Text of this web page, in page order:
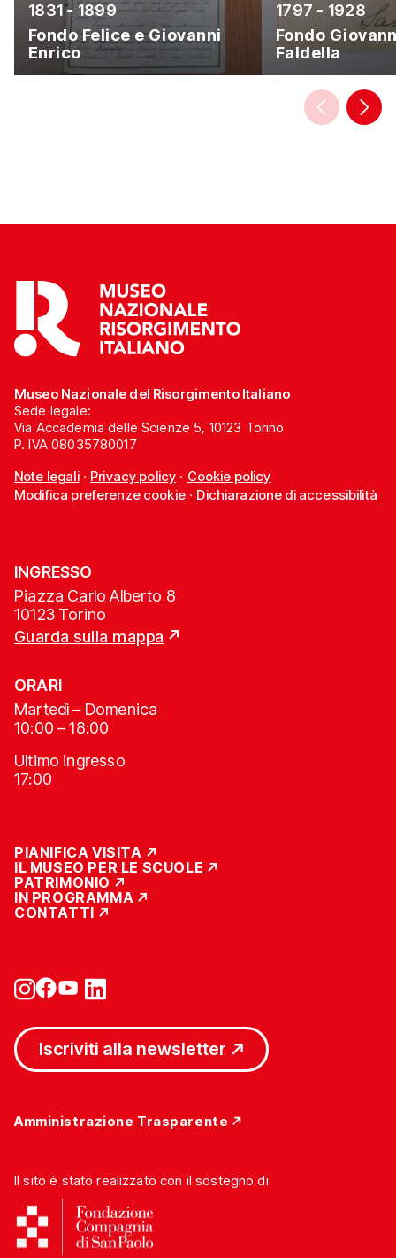
1831 - 1899
Fondo Felice e Giovanni
Enrico
1797 - 1928
Fondo
Faldella
Museo Nazionale del Risorgimento Italiano
Sede legale:
Via Accademia delle Scienze 5, 10123 Torino
P. IVA 08035780017
Note legali· Privacy policy · Cookie policy
Modifica preferenze cookie· Dichiarazione di accessibilità
INGRESSO
Piazza Carlo Alberto 8
10123 Torino
Guarda sulla mappa
ORARI
Martedì – Domenica
10:00 – 18:00
Ultimo ingresso
17:00
PIANIFICA VISITA
IL MUSEO PER LE SCUOLE
PATRIMONIO
IN PROGRAMMA
CONTATTI
Iscriviti alla newsletter
Amministrazione Trasparente
Il sito è stato realizzato con il sostegno di